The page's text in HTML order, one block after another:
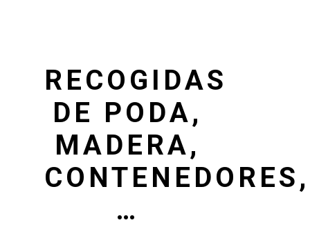
RECOGIDAS
DE PODA,
MADERA,
CONTENEDORES,
…